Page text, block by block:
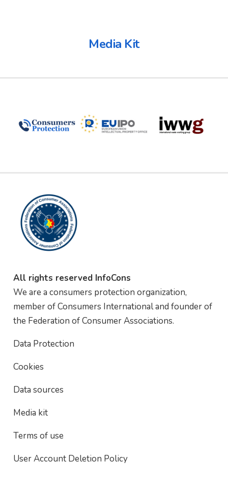
Media Kit
All rights reserved InfoCons
We are a consumers protection organization,
member of Consumers International and founder of
the Federation of Consumer Associations.
Data Protection
Cookies
Data sources
Media kit
Terms of use
User Account Deletion Policy